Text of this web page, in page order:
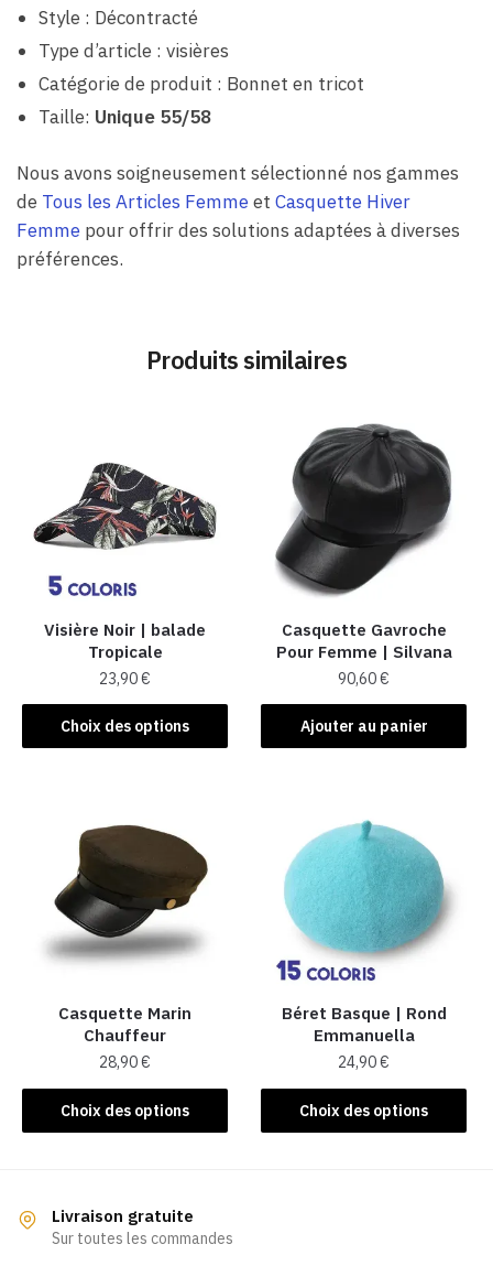
Style : Décontracté
Type d’article : visières
Catégorie de produit : Bonnet en tricot
Taille: Unique 55/58
Nous avons soigneusement sélectionné nos gammes
de Tous les Articles Femmeet Casquette Hiver
Femme pour offrir des solutions adaptées à diverses
préférences.
Produits similaires
Visière Noir | balade
Tropicale
23,90€
Choix des options
Ce
produit
variations.
options
peuvent
être
choisies
la
page
du
produit
Casquette Gavroche
Pour Femme​ | Silvana
90,60€
Ajouter au panier
Casquette Marin
Chauffeur
28,90€
Choix des options
Ce
produit
variations.
Les
Béret Basque | Rond
Emmanuella
24,90€
Choix des options
Ce
produit
Livraison gratuite
Sur toutes les commandes